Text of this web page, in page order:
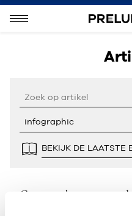
BEKIJK DE LAATSTE
Geen resultaten